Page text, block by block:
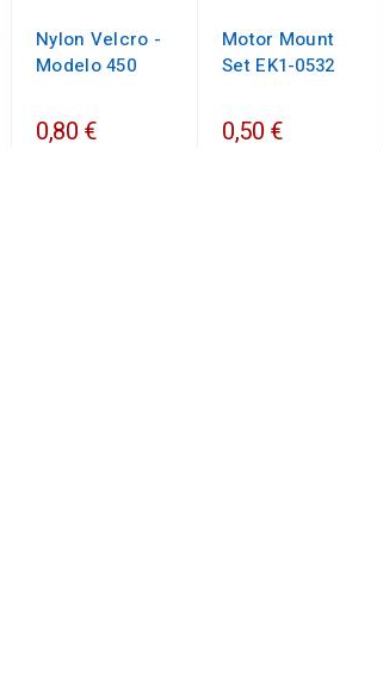
Nylon Velcro -
Modelo 450
0,80 €
Motor Mount
Set EK1-0532
0,50 €